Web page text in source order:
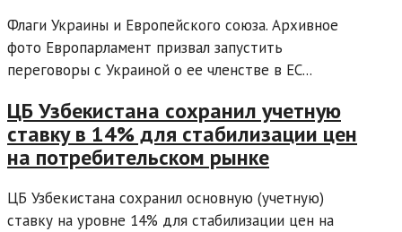
Флаги Украины и Европейского союза. Архивное
фото Европарламент призвал запустить
переговоры с Украиной о ее членстве в ЕС...
ЦБ Узбекистана сохранил учетную
ставку в 14% для стабилизации цен
на потребительском рынке
ЦБ Узбекистана сохранил основную (учетную)
ставку на уровне 14% для стабилизации цен на